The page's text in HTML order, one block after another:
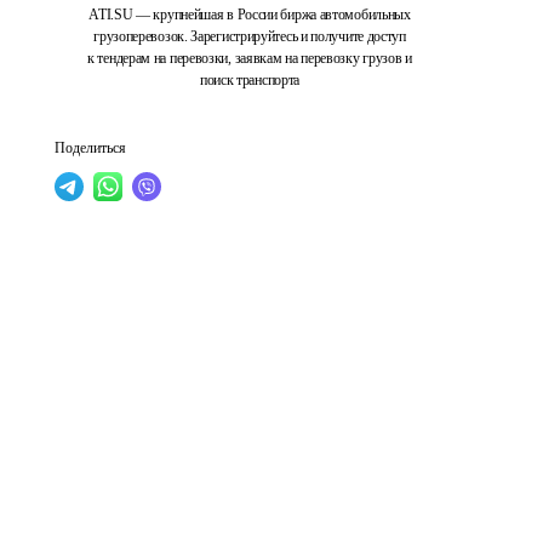
ATI.SU — крупнейшая в России биржа автомобильных
грузоперевозок. Зарегистрируйтесь и получите доступ
к тендерам на перевозки, заявкам на перевозку грузов и
поиск транспорта
Поделиться